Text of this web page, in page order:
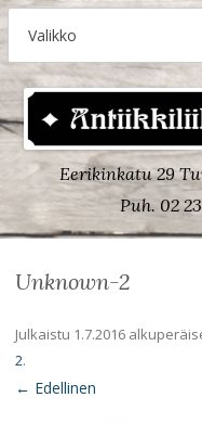
Eerikinkatu 29
Puh. 02
Unknown-2
Julkaistu 1.7.2016
2.
← Edellinen